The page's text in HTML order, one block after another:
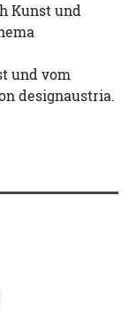
Kunst und
und vom
designaustria.